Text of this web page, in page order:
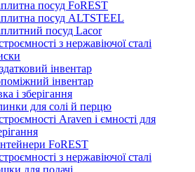
посуд FoREST
посуд ALTSTEEL
посуд Lacor
з нержавіючої сталі
інвентар
інвентар
і зберігання
для солі й перцю
Araven і ємності для
FoREST
з нержавіючої сталі
для подачі